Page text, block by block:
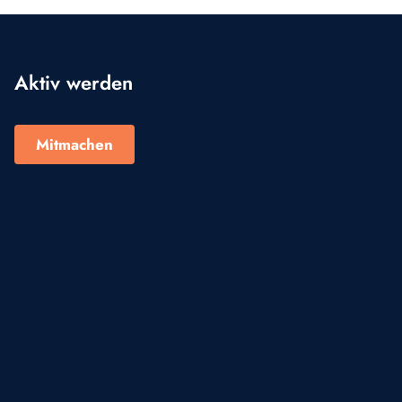
Aktiv werden
Mitmachen